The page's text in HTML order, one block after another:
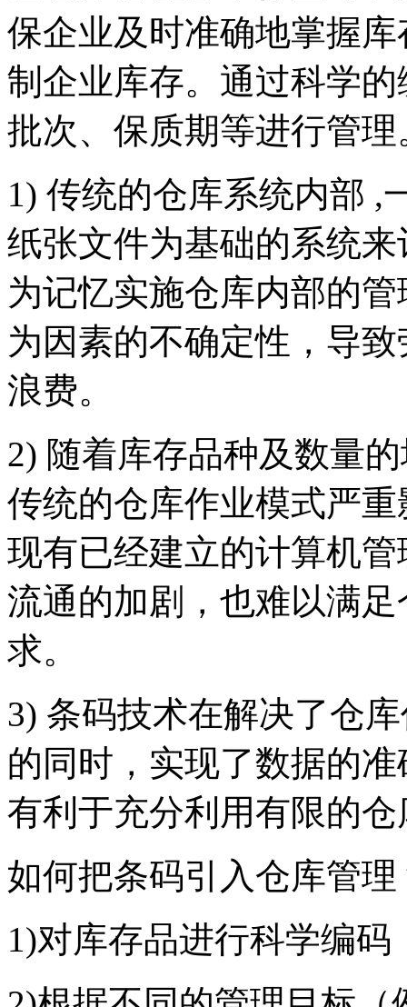
保企业及时准确地掌握
制企业库存。通过科学
批次、保质期等进行管
1) 传统的仓库系统内部 ,
纸张文件为基础的系统
为记忆实施仓库内部的
为因素的不确定性，导
浪费。
2) 随着库存品种及数量
传统的仓库作业模式严
现有已经建立的计算机
流通的加剧，也难以满
求。
3) 条码技术在解决了仓
的同时，实现了数据的
有利于充分利用有限的
如何把条码引入仓库
1)对库存品进行科学编